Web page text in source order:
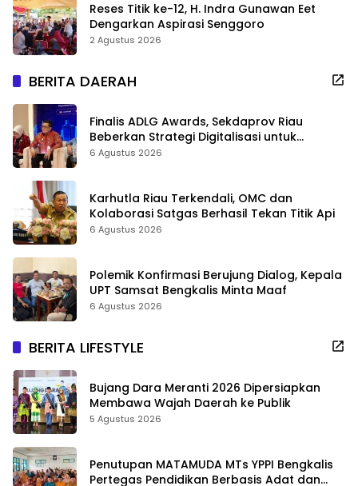
Reses Titik ke-12, H. Indra Gunawan Eet
Dengarkan Aspirasi Senggoro
2 Agustus 2026
BERITA DAERAH
Finalis ADLG Awards, Sekdaprov Riau
Beberkan Strategi Digitalisasi untuk
Tingkatkan Layanan Publik
6 Agustus 2026
Karhutla Riau Terkendali, OMC dan
Kolaborasi Satgas Berhasil Tekan Titik Api
6 Agustus 2026
Polemik Konfirmasi Berujung Dialog, Kepala
UPT Samsat Bengkalis Minta Maaf
6 Agustus 2026
BERITA LIFESTYLE
Bujang Dara Meranti 2026 Dipersiapkan
Membawa Wajah Daerah ke Publik
5 Agustus 2026
Penutupan MATAMUDA MTs YPPI Bengkalis
Pertegas Pendidikan Berbasis Adat dan